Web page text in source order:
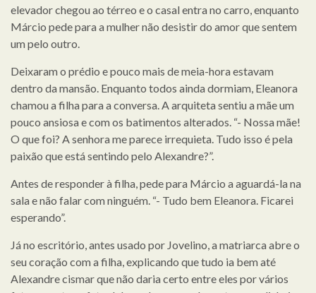
elevador chegou ao térreo e o casal entra no carro, enquanto
Márcio pede para a mulher não desistir do amor que sentem
um pelo outro.
Deixaram o prédio e pouco mais de meia-hora estavam
dentro da mansão. Enquanto todos ainda dormiam, Eleanora
chamou a filha para a conversa. A arquiteta sentiu a mãe um
pouco ansiosa e com os batimentos alterados. “- Nossa mãe!
O que foi? A senhora me parece irrequieta. Tudo isso é pela
paixão que está sentindo pelo Alexandre?”.
Antes de responder à filha, pede para Márcio a aguardá-la na
sala e não falar com ninguém. “- Tudo bem Eleanora. Ficarei
esperando”.
Já no escritório, antes usado por Jovelino, a matriarca abre o
seu coração com a filha, explicando que tudo ia bem até
Alexandre cismar que não daria certo entre eles por vários